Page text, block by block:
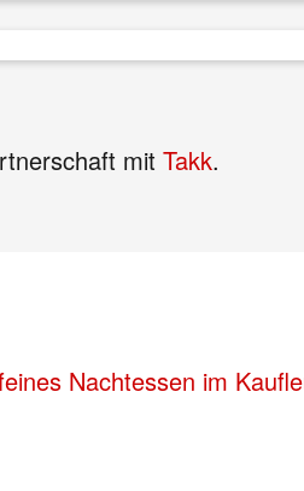
mit Takk.
Nachtessen im